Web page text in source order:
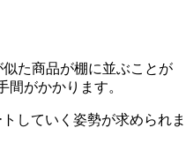
た商品が棚に並ぶことが
がかかります。
していく姿勢が求められま